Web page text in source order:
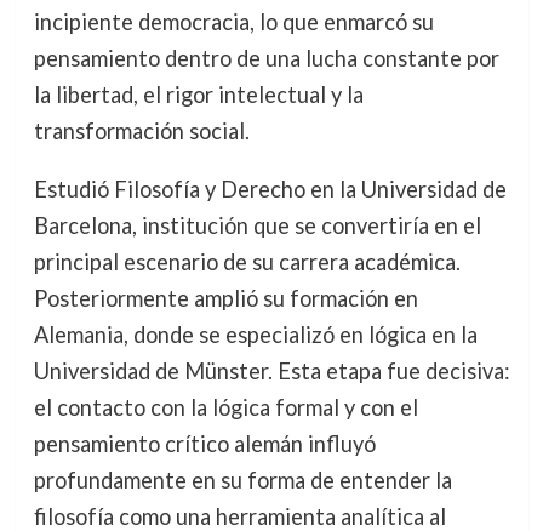
incipiente democracia, lo que enmarcó su
pensamiento dentro de una lucha constante por
la libertad, el rigor intelectual y la
transformación social.
Estudió Filosofía y Derecho en la Universidad de
Barcelona, institución que se convertiría en el
principal escenario de su carrera académica.
Posteriormente amplió su formación en
Alemania, donde se especializó en lógica en la
Universidad de Münster. Esta etapa fue decisiva:
el contacto con la lógica formal y con el
pensamiento crítico alemán influyó
profundamente en su forma de entender la
filosofía como una herramienta analítica al